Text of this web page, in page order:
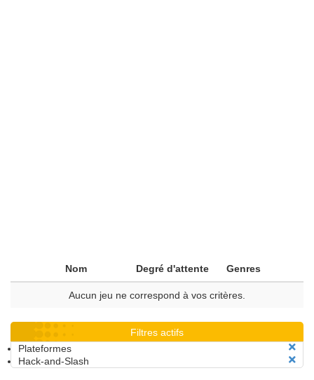
Nom Degré d'attente Genres
Aucun jeu ne correspond à vos critères.
Filtres actifs
Plateformes
Hack-and-Slash